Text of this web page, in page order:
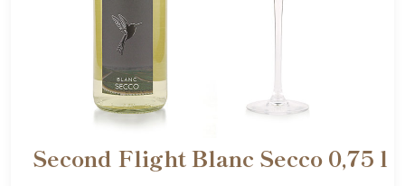
Second Flight Blanc Secco 0,75 l